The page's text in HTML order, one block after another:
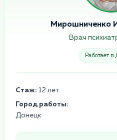
Мирошниченко
Врач
Работает в
Стаж: 12 лет
Город работы:
Донецк